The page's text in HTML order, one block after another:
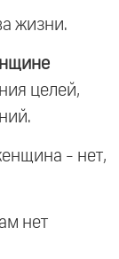
жизни.
целей,
- нет,
нет